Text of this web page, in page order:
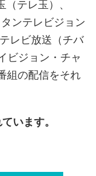
テレ玉）、
ンテレビジョン
レビ放送（チバ
ビジョン・チャ
組の配信をそれ
います。